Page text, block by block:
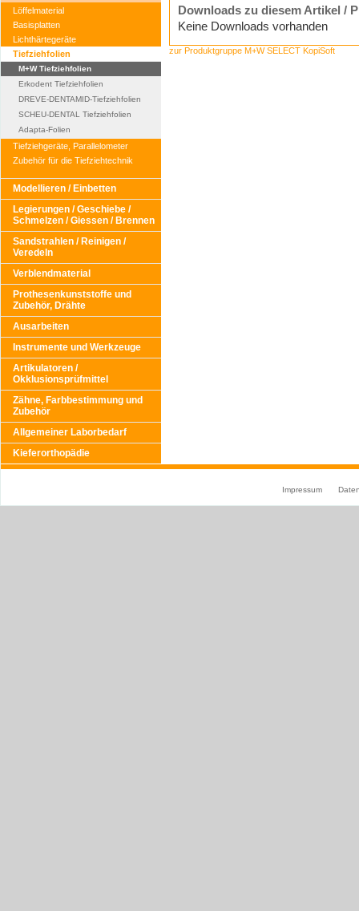
Löffelmaterial
Basisplatten
Lichthärtegeräte
Tiefziehfolien
M+W Tiefziehfolien
Erkodent Tiefziehfolien
DREVE-DENTAMID-Tiefziehfolien
SCHEU-DENTAL Tiefziehfolien
Adapta-Folien
Tiefziehgeräte, Parallelometer
Zubehör für die Tiefziehtechnik
Modellieren / Einbetten
Legierungen / Geschiebe /
Schmelzen / Giessen / Brennen
Sandstrahlen / Reinigen /
Veredeln
Verblendmaterial
Prothesenkunststoffe und
Zubehör, Drähte
Ausarbeiten
Instrumente und Werkzeuge
Artikulatoren /
Okklusionsprüfmittel
Zähne, Farbbestimmung und
Zubehör
Allgemeiner Laborbedarf
Kieferorthopädie
Downloads zu diesem Artikel /
Keine Downloads vorhanden
zur Produktgruppe M+W SELECT KopiSoft
Impressum